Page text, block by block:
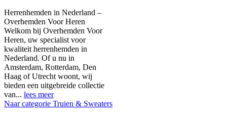
Herrenhemden in Nederland –
Overhemden Voor Heren
Welkom bij Overhemden Voor
Heren, uw specialist voor
kwaliteit herrenhemden in
Nederland. Of u nu in
Amsterdam, Rotterdam, Den
Haag of Utrecht woont, wij
bieden een uitgebreide collectie
van... lees meer
Naar categorie Truien & Sweaters